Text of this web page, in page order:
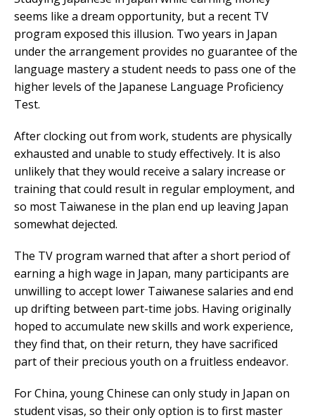
seems like a dream opportunity, but a recent TV
program exposed this illusion. Two years in Japan
under the arrangement provides no guarantee of the
language mastery a student needs to pass one of the
higher levels of the Japanese Language Proficiency
Test.
After clocking out from work, students are physically
exhausted and unable to study effectively. It is also
unlikely that they would receive a salary increase or
training that could result in regular employment, and
so most Taiwanese in the plan end up leaving Japan
somewhat dejected.
The TV program warned that after a short period of
earning a high wage in Japan, many participants are
unwilling to accept lower Taiwanese salaries and end
up drifting between part-time jobs. Having originally
hoped to accumulate new skills and work experience,
they find that, on their return, they have sacrificed
part of their precious youth on a fruitless endeavor.
For China, young Chinese can only study in Japan on
student visas, so their only option is to first master